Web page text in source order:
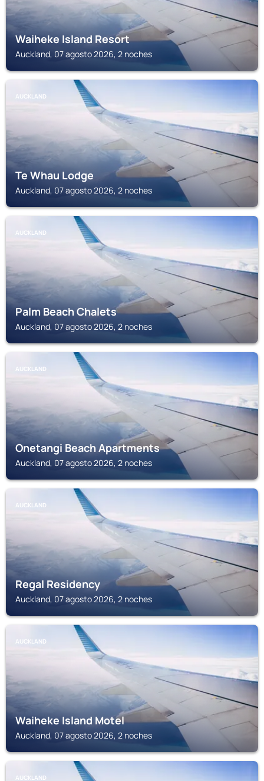
Waiheke Island Resort
Auckland, 07 agosto 2026, 2 noches
AUCKLAND
Te Whau Lodge
Auckland, 07 agosto 2026, 2 noches
AUCKLAND
Palm Beach Chalets
Auckland, 07 agosto 2026, 2 noches
AUCKLAND
Onetangi Beach Apartments
Auckland, 07 agosto 2026, 2 noches
AUCKLAND
Regal Residency
Auckland, 07 agosto 2026, 2 noches
AUCKLAND
Waiheke Island Motel
Auckland, 07 agosto 2026, 2 noches
AUCKLAND